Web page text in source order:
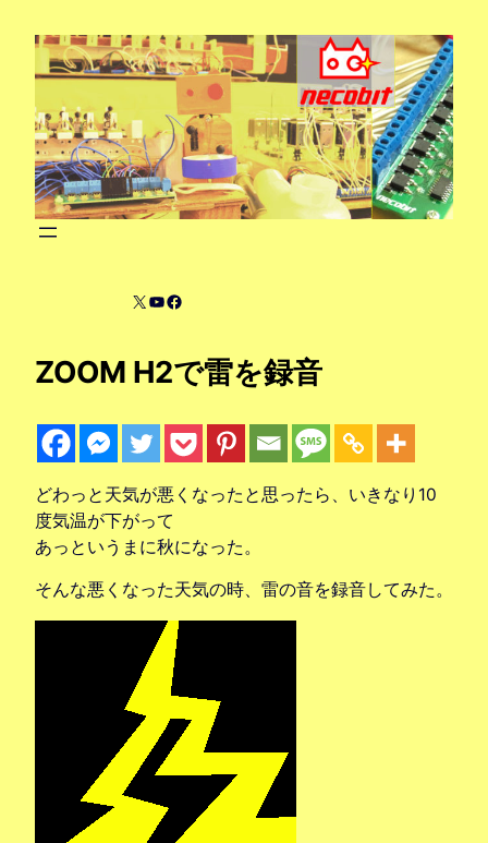
X YouTube
Facebook
ZOOM H2で雷を録音
どわっと天気が悪くなったと思ったら、いきなり10
度気温が下がって
あっというまに秋になった。
そんな悪くなった天気の時、雷の音を録音してみた。